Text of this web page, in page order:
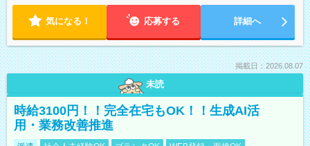
気になる！ 応募する 詳細へ
掲載日：2026.08.07
未読
時給3100円！！完全在宅もOK！！生成AI活
用・業務改善推進